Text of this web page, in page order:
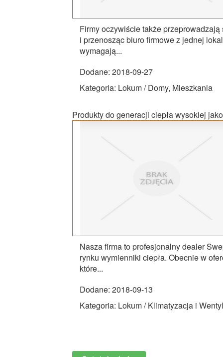
Firmy oczywiście także
i przenosząc biuro firmowe z jednej
wymagają...
Dodane: 2018-09-27
Kategoria: Lokum / Domy, Mieszkania
Produkty do generacji ciepła wysokiej
Nasza firma to profesjonalny dealer
rynku wymienniki ciepła. Obecnie w
które...
Dodane: 2018-09-13
Kategoria: Lokum / Klimatyzacja i